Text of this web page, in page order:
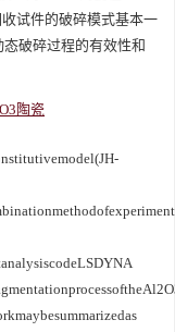
试件的破碎模式基本一
破碎过程的有效性和
陶瓷